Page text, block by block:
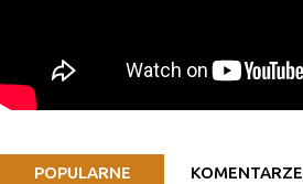
POPULARNE KOMENTARZE